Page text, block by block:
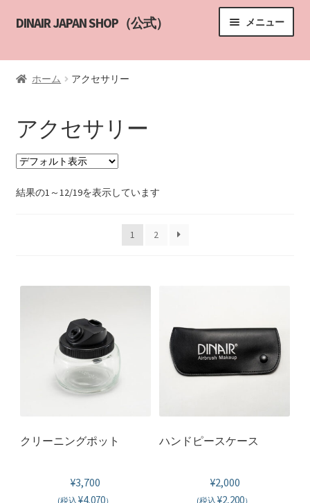
ビ
シ
ン
へ
ス
キ
ッ
ン
ツ
ス
キ
ッ
プ
DINAIR JAPAN SHOP（公式） メニュー
HOME
エアブラシメイクアップキット
エアブラシカラー
メイクアップ
ボディーカバー / タトゥーカバー
その他の商品
エアブラシメイクアップ講習
DINAIR インストラクター
カスタマーサポート
ホーム アクセサリー
アクセサリー
結果の1～12/19を表示しています
1 2
クリーニングポット
¥3,700
(税込 ¥4,070）
ハンドピースケース
¥2,000
(税込¥2,200）